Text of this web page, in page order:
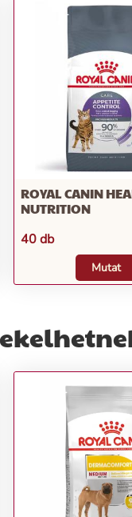
ROYAL CANIN
NUTRITION
40 db
Mutat